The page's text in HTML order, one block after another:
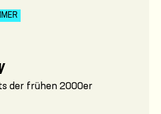
der frühen 2000er